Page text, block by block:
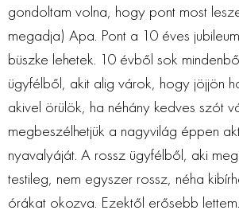
gondoltam volna, hogy pont most
megadja) Apa. Pont a 10 éves
büszke lehetek. 10 évből sok
ügyfélből, akit alig várok, hogy jöjjön
akivel örülök, ha néhány kedves szót
megbeszélhetjük a nagyvilág éppen
nyavalyáját. A rossz ügyfélből, aki
testileg, nem egyszer rossz, néha
órákat okozva. Ezektől erősebb